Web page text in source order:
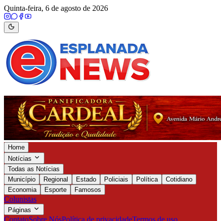
Quinta-feira, 6 de agosto de 2026
Home
Notícias
Todas as Notícias
Município
Regional Estado Policiais Política
Cotidiano
Economia
Esporte Famosos
Colunistas
Páginas
ContatoSobre NósPolítica de privacidadeTermos de uso